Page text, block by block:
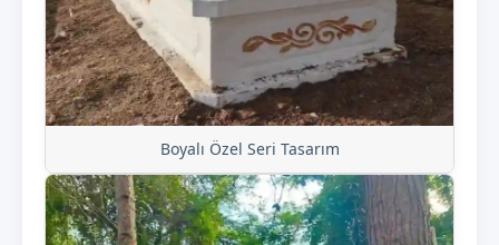
Boyalı Özel Seri Tasarım